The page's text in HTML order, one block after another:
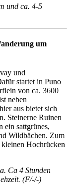
und ca. 4-5
um
und
startet in Puno
von ca. 3600
neben
aus bietet sich
Steinerne Ruinen
ein sattgrünes,
Wildbächen. Zum
Hochrücken
Ca 4 Stunden
(F/-/-)